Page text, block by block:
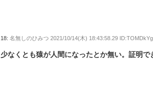
18:名無しのひみつ 2021/10/14(木) 18:43:58.29
少なくとも猿が人間になったとか無い。証明で